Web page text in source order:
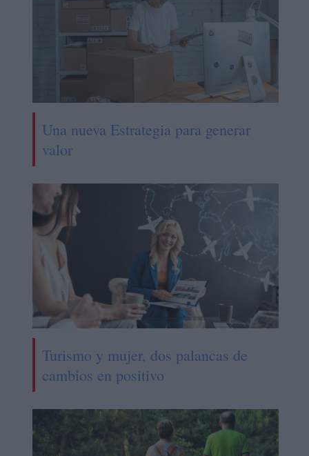
Una nueva Estrategia para generar
valor
Turismo y mujer, dos palancas de
cambios en positivo